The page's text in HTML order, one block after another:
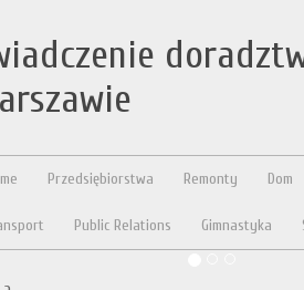
Przedsiębiorstwa Remonty Dom
Public Relations Gimnastyka